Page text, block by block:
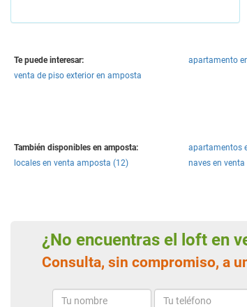
Te puede interesar: apartamento
venta de piso exterior en amposta
También disponibles en amposta: apartamentos
locales en venta amposta (12)
naves en
¿No encuentras el loft en
Consulta, sin compromiso, a